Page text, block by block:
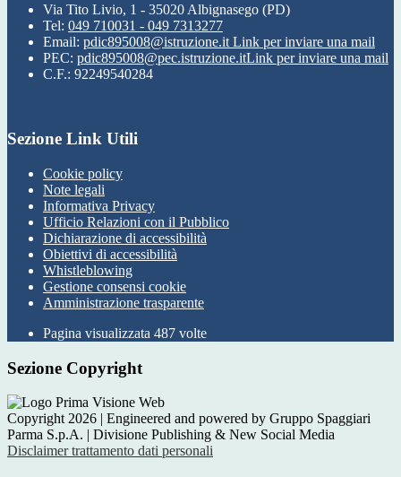
Via Tito Livio, 1 - 35020 Albignasego (PD)
Tel: 049 710031 - 049 7313277
Email: pdic895008@istruzione.it Link per inviare una mail
PEC: pdic895008@pec.istruzione.itLink per inviare una mail
C.F.: 92249540284
Sezione Link Utili
Cookie policy
Note legali
Informativa Privacy
Ufficio Relazioni con il Pubblico
Dichiarazione di accessibilità
Obiettivi di accessibilità
Whistleblowing
Gestione consensi cookie
Amministrazione trasparente
Pagina visualizzata 487 volte
Sezione Copyright
Copyright 2026 | Engineered and powered by Gruppo Spaggiari
Parma S.p.A. | Divisione Publishing & New Social Media
Disclaimer trattamento dati personali